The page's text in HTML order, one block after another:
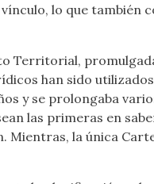
lo que también
Territorial,
han sido
y se prolongaba
las primeras en
Mientras, la única